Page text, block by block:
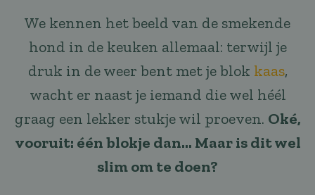
We kennen het beeld van de smekende
hond in de keuken allemaal: terwijl je
druk in de weer bent met je blok kaas,
wacht er naast je iemand die wel héél
graag een lekker stukje wil proeven. Oké,
vooruit: één blokje dan… Maar is dit wel
slim om te doen?